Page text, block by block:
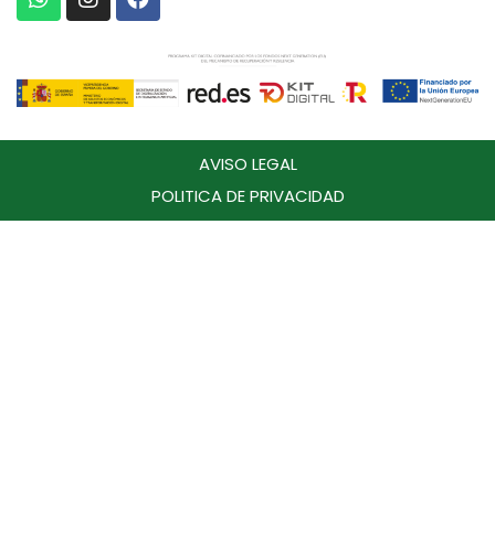
AVISO LEGAL
POLITICA DE PRIVACIDAD